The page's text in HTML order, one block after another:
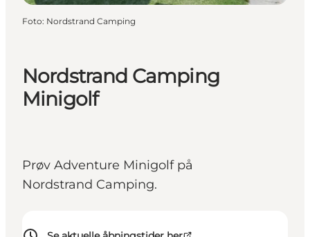
Nordstrand Camping
Minigolf
Prøv Adventure Minigolf på
Nordstrand Camping.
Foto: Nordstrand Camping